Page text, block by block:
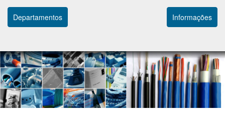
Departamentos Informações